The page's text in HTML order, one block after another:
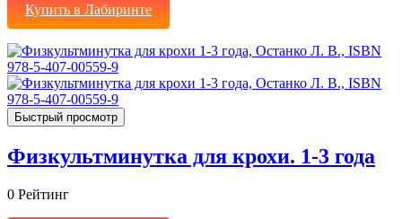
Купить в Лабиринте
Быстрый просмотр
Физкультминутка для крохи. 1-3 года
0 Рейтинг